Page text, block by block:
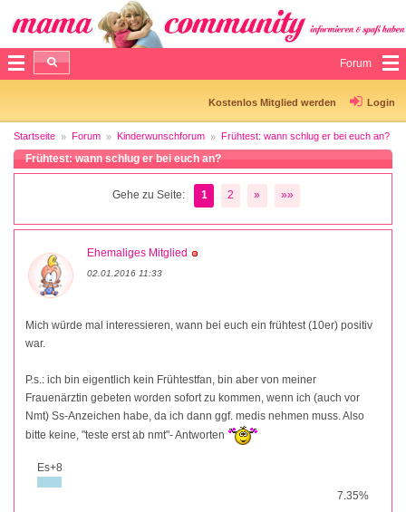
Forum
Kostenlos Mitglied werden Login
Startseite Forum Kinderwunschforum Frühtest: wann schlug er bei euch an?
Frühtest: wann schlug er bei euch an?
Gehe zu Seite: 1 2 » »»
Ehemaliges Mitglied
02.01.2016 11:33
Mich würde mal interessieren, wann bei euch ein frühtest (10er) positiv
war.
P.s.: ich bin eigentlich kein Frühtestfan, bin aber von meiner
Frauenärztin gebeten worden sofort zu kommen, wenn ich (auch vor
Nmt) Ss-Anzeichen habe, da ich dann ggf. medis nehmen muss. Also
bitte keine, "teste erst ab nmt"- Antworten
Es+8
7.35%